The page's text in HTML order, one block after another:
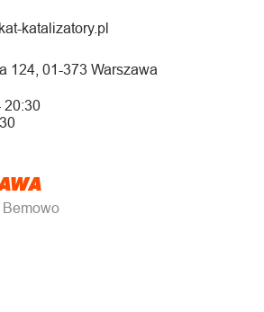
katalizatory.pl
124, 01-373 Warszawa
20:30
Bemowo